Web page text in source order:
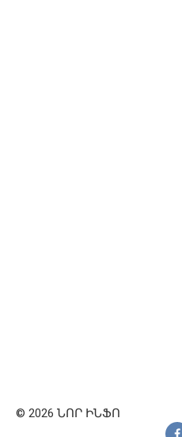
© 2026 ՆՈՐ ԻՆՖՈ